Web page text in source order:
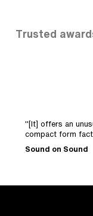
Trusted
"[It] offers an unusual
compact form factor."
Sound on Sound